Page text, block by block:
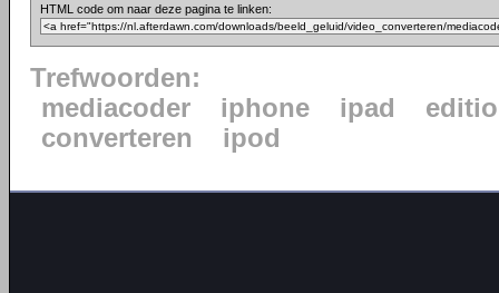
HTML code om naar deze pagina te linken:
Trefwoorden:
mediacoder
iphone ipad
converteren
ipod